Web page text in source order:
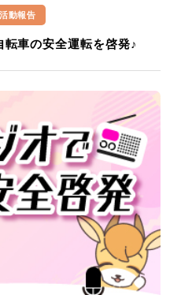
活動報告
車の安全運転を啓発♪